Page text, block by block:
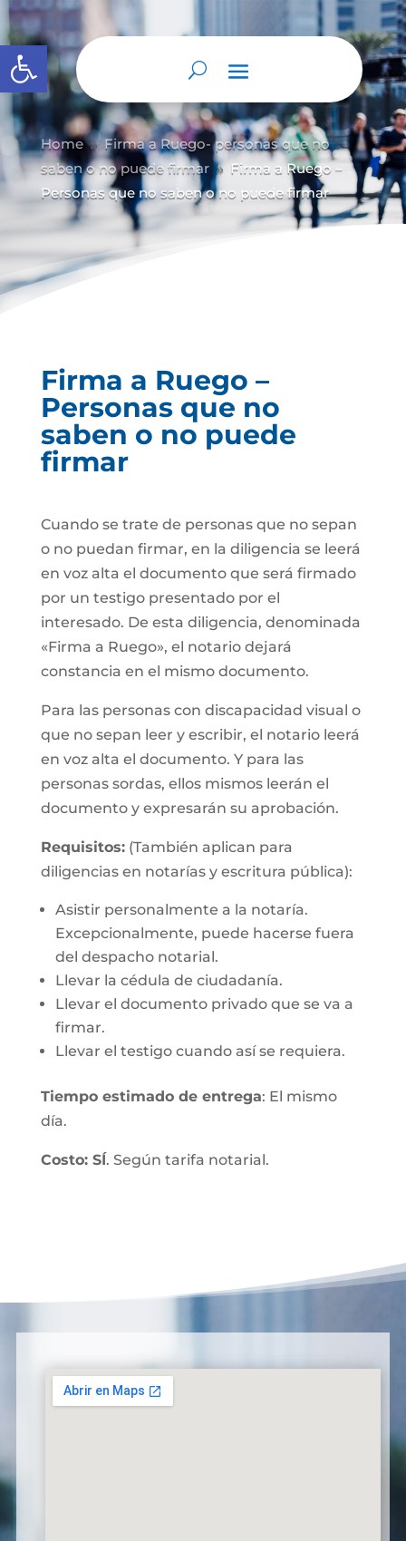
Abrir barra de herramientas
Home 9 Firma a Ruego- personas que no
saben o no puede firmar 9
Firma a Ruego –
Personas que no saben o no puede firmar
Firma a Ruego –
Personas que no
saben o no puede
firmar
Cuando se trate de personas que no sepan
o no puedan firmar, en la diligencia se leerá
en voz alta el documento que será firmado
por un testigo presentado por el
interesado. De esta diligencia, denominada
«Firma a Ruego», el notario dejará
constancia en el mismo documento.
Para las personas con discapacidad visual o
que no sepan leer y escribir, el notario leerá
en voz alta el documento. Y para las
personas sordas, ellos mismos leerán el
documento y expresarán su aprobación.
Requisitos:(También aplican para
diligencias en notarías y escritura pública):
Asistir personalmente a la notaría.
Excepcionalmente, puede hacerse fuera
del despacho notarial.
Llevar la cédula de ciudadanía.
Llevar el documento privado que se va a
firmar.
Llevar el testigo cuando así se requiera.
Tiempo estimado de entrega: El mismo
día.
Costo: SÍ. Según tarifa notarial.